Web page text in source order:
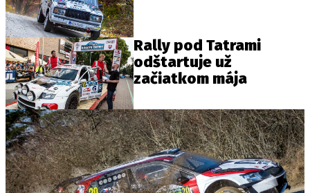
Rally pod Tatrami
odštartuje už
začiatkom mája